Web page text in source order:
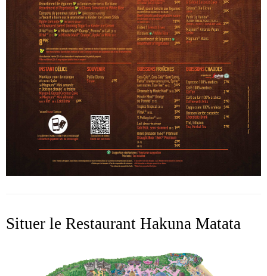
Situer le Restaurant Hakuna Matata